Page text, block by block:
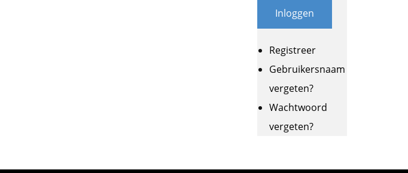
Inloggen
Registreer
Gebruikersnaam
vergeten?
Wachtwoord
vergeten?